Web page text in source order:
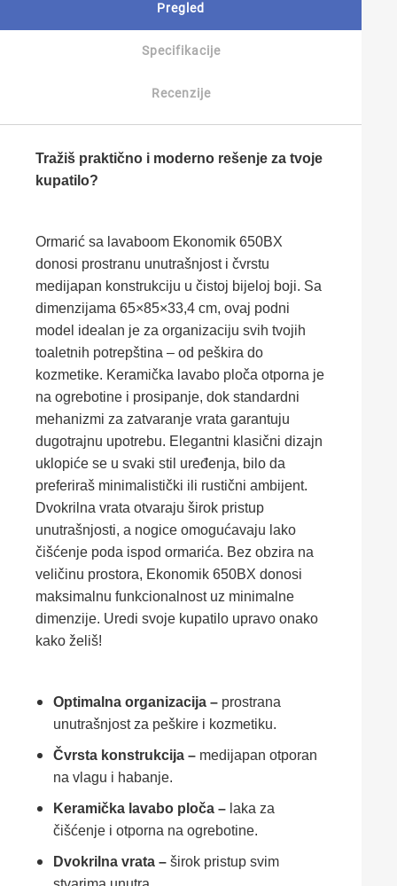
Pregled
Specifikacije
Recenzije
Tražiš praktično i moderno rešenje za tvoje
kupatilo?
Ormarić sa lavaboom Ekonomik 650BX
donosi prostranu unutrašnjost i čvrstu
medijapan konstrukciju u čistoj bijeloj boji. Sa
dimenzijama 65×85×33,4 cm, ovaj podni
model idealan je za organizaciju svih tvojih
toaletnih potrepština – od peškira do
kozmetike. Keramička lavabo ploča otporna je
na ogrebotine i prosipanje, dok standardni
mehanizmi za zatvaranje vrata garantuju
dugotrajnu upotrebu. Elegantni klasični dizajn
uklopiće se u svaki stil uređenja, bilo da
preferiraš minimalistički ili rustični ambijent.
Dvokrilna vrata otvaraju širok pristup
unutrašnjosti, a nogice omogućavaju lako
čišćenje poda ispod ormarića. Bez obzira na
veličinu prostora, Ekonomik 650BX donosi
maksimalnu funkcionalnost uz minimalne
dimenzije. Uredi svoje kupatilo upravo onako
kako želiš!
Optimalna organizacija – prostrana
unutrašnjost za peškire i kozmetiku.
Čvrsta konstrukcija – medijapan otporan
na vlagu i habanje.
Keramička lavabo ploča – laka za
čišćenje i otporna na ogrebotine.
Dvokrilna vrata – širok pristup svim